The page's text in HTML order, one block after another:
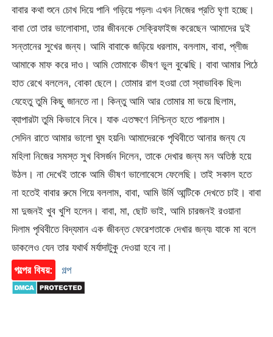
বাবার কথা শুনে চোখ দিয়ে পানি গড়িয়ে পড়ল৷ এখন নিজের প্রতি ঘৃণা হচ্ছে।
বাবা তো তার ভালোবাসা, তার জীবনকে সেক্রিফাইজ করেছেন আমাদের দুই
সন্তানের সুখের জন্য। আমি বাবাকে জড়িয়ে ধরলাম, বললাম, বাবা, প্লীজ
আমাকে মাফ করে দাও। আমি তোমাকে ভীষণ ভুল বুঝেছি। বাবা আমার পিঠে
হাত রেখে বললেন, বোকা ছেলে। তোমার রাগ হওয়া তো স্বাভাবিক ছিল৷
যেহেতু তুমি কিছু জানতে না। কিন্তু আমি আর তোমার মা ভয়ে ছিলাম,
ব্যাপারটা তুমি কিভাবে নিবে। যাক এতক্ষণে নিশ্চিন্ত হতে পারলাম।
সেদিন রাতে আমার ভালো ঘুম হয়নি৷ আমাদেরকে পৃথিবীতে আনার জন্য যে
মহিলা নিজের সমস্ত সুখ বিসর্জন দিলেন, তাকে দেখার জন্য মন অতিষ্ঠ হয়ে
উঠল। না দেখেই তাকে আমি ভীষণ ভালোবেসে ফেলেছি। তাই সকাল হতে
না হতেই বাবার রুমে গিয়ে বললাম, বাবা, আমি উর্মি আন্টিকে দেখতে চাই। বাবা
মা দুজনই খুব খুশি হলেন। বাবা, মা, ছোট ভাই, আমি চারজনই রওয়ানা
দিলাম পৃথিবীতে বিদ্যমান এক জীবন্ত ফেরেশতাকে দেখার জন্য৷ যাকে মা বলে
ডাকলেও যেন তার যথার্থ মর্যাদাটুকু দেওয়া হবে না।
গল্পের বিষয়:
গল্প